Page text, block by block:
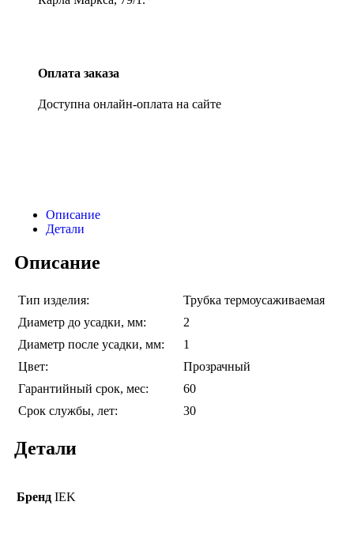
Оплата заказа
Доступна онлайн-оплата на сайте
Описание
Детали
Описание
Тип изделия:
Трубка термоусаживаемая
Диаметр до усадки, мм:
2
Диаметр после усадки, мм:
1
Цвет:
Прозрачный
Гарантийный срок, мес:
60
Срок службы, лет:
30
Детали
Бренд IEK